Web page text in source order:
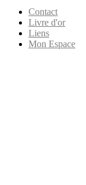
Contact
Livre d'or
Liens
Mon Espace